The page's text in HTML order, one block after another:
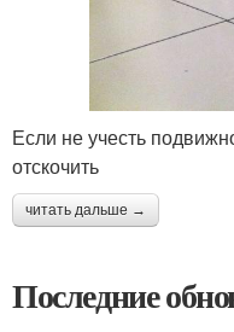
Если не учесть
отскочить
читать дальше →
Последние